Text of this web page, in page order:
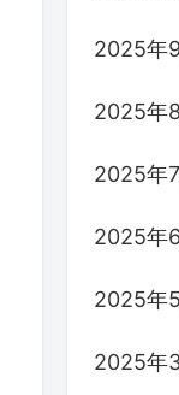
2025年
2025年
2025年
2025年
2025年
2025年